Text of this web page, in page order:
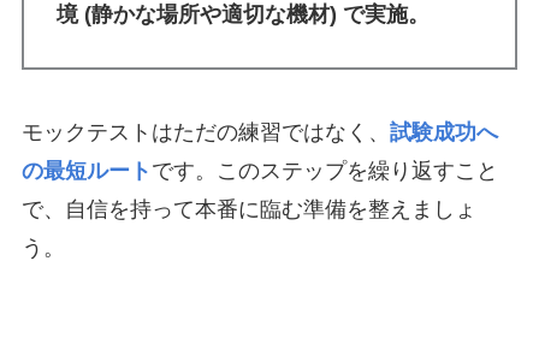
境 (静かな場所や適切な機材) で実施。
モックテストはただの練習ではなく、 試験成功へ
の最短ルート です。このステップを繰り返すこと
で、自信を持って本番に臨む準備を整えましょ
う。